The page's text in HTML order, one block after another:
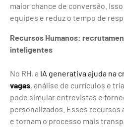
maior chance de conversão.
equipes e reduz o tempo de
Recursos Humanos:
inteligentes
No RH, a IA generativa ajuda na
vagas, análise de currículos e
pode simular entrevistas e
personalizados. Esses
e tornam o processo mais